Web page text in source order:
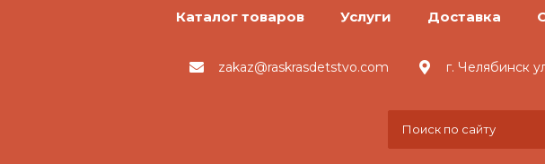
Каталог товаров Услуги Доставка
zakaz@raskrasdetstvo.com г. Челябинск